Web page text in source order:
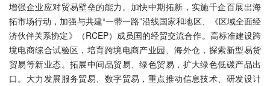
增强企业应对贸易壁垒的能力。加快中期拓新，实施千企百展出海
拓市场行动，加强与共建“一带一路”沿线国家和地区、《区域全面经
济伙伴关系协定》（RCEP）成员国的经贸交流合作。高标准建设跨
境电商综合试验区，培育跨境电商产业园、海外仓，探索新型易货
贸易等新业态。拓展中间品贸易、绿色贸易，扩大绿色低碳产品出
口。大力发展服务贸易、数字贸易，重点推动信息技术、研发设计